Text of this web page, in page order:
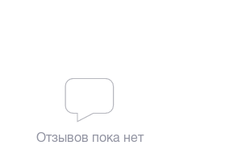
Отзывов пока нет